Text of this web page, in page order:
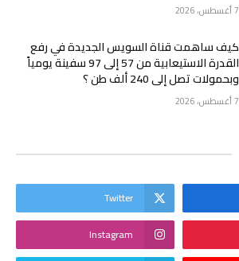
7 أغسطس، 2026
كيف ساهمت قناة السويس الجديدة في رفع
القدرة الاستيعابية من 57 إلى 97 سفينة يومياً
وبحمولات تصل إلى 240 ألف طن ؟
7 أغسطس، 2026
Twitter
Instagram